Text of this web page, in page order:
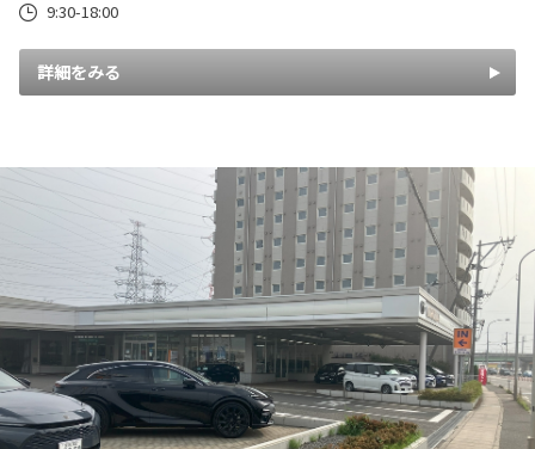
9:30-18:00
詳細をみる